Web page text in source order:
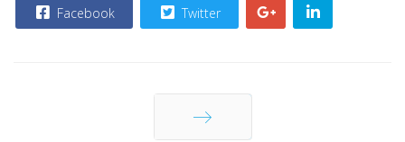
Facebook Twitter